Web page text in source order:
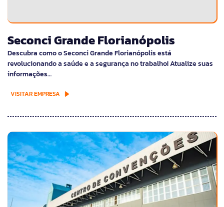
Seconci Grande Florianópolis
Descubra como o Seconci Grande Florianópolis está
revolucionando a saúde e a segurança no trabalho! Atualize suas
informações…
VISITAR EMPRESA